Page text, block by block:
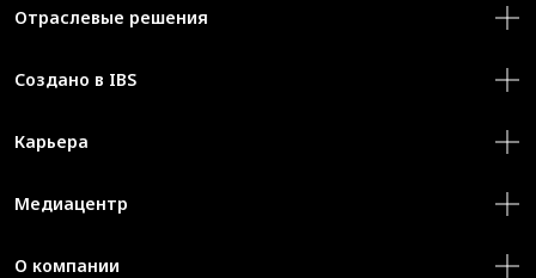
Отраслевые решения
Создано в IBS
Карьера
Медиацентр
О компании